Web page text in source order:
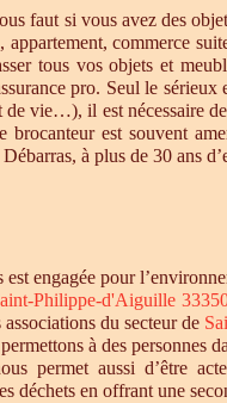
faut si vous avez des
appartement, commerce
tous vos objets et
pro. Seul le
vie…), il est nécessaire
brocanteur est souvent
à plus de 30 ans
engagée pour
Philippe-d'Aiguille
du secteur de
à des
permet aussi d’être
déchets en offrant une